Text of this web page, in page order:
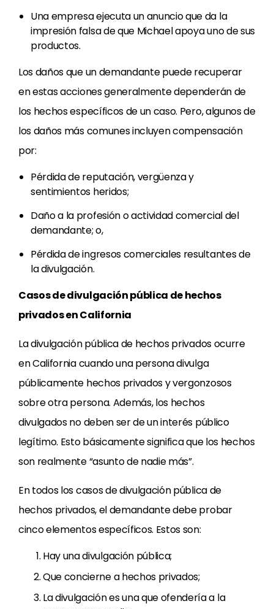
Una empresa ejecuta un anuncio que da la
impresión falsa de que Michael apoya uno de sus
productos.
Los daños que un demandante puede recuperar
en estas acciones generalmente dependerán de
los hechos específicos de un caso. Pero, algunos de
los daños más comunes incluyen compensación
por:
Pérdida de reputación, vergüenza y
sentimientos heridos;
Daño a la profesión o actividad comercial del
demandante; o,
Pérdida de ingresos comerciales resultantes de
la divulgación.
Casos de divulgación pública de hechos
privados en California
La divulgación pública de hechos privados ocurre
en California cuando una persona divulga
públicamente hechos privados y vergonzosos
sobre otra persona. Además, los hechos
divulgados no deben ser de un interés público
legítimo. Esto básicamente significa que los hechos
son realmente “asunto de nadie más”.
En todos los casos de divulgación pública de
hechos privados, el demandante debe probar
cinco elementos específicos. Estos son:
Hay una divulgación pública;
Que concierne a hechos privados;
La divulgación es una que ofendería a la